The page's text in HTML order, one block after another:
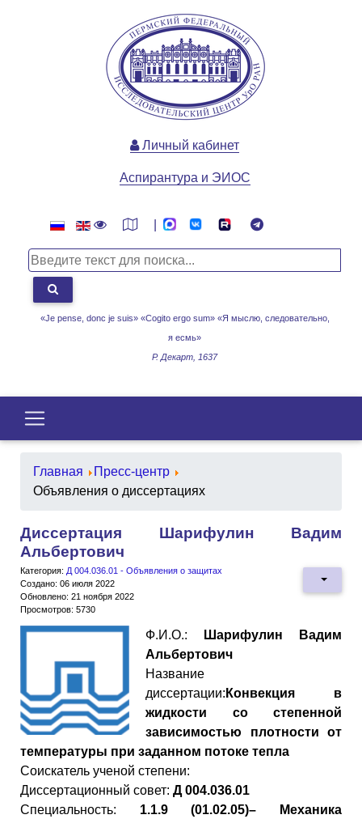
«Je pense, donc je suis» «Cogito ergo sum» «Я мыслю, следовательно,
я есмь»
Р. Декарт, 1637
Личный кабинет
Аспирантура и ЭИОС
Главная
Пресс-центр
Объявления о диссертациях
Диссертация Шарифулин Вадим
Альбертович
Категория: Д 004.036.01 - Объявления о защитах
Создано: 06 июля 2022
Обновлено: 21 ноября 2022
Просмотров: 5730
Ф.И.О.:
Шарифулин Вадим
Альбертович
Название
диссертации: Конвекция в
жидкости со степенной
зависимостью плотности от
температуры при заданном потоке тепла
Cоискатель ученой степени:
Диссертационный совет: Д 004.036.01
Специальность: 1.1.9 (01.02.05)– Механика